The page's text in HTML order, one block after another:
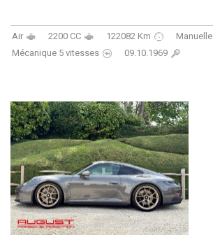
Air 2200 CC 122082 Km
Manuelle
Mécanique 5 vitesses
09.10.1969